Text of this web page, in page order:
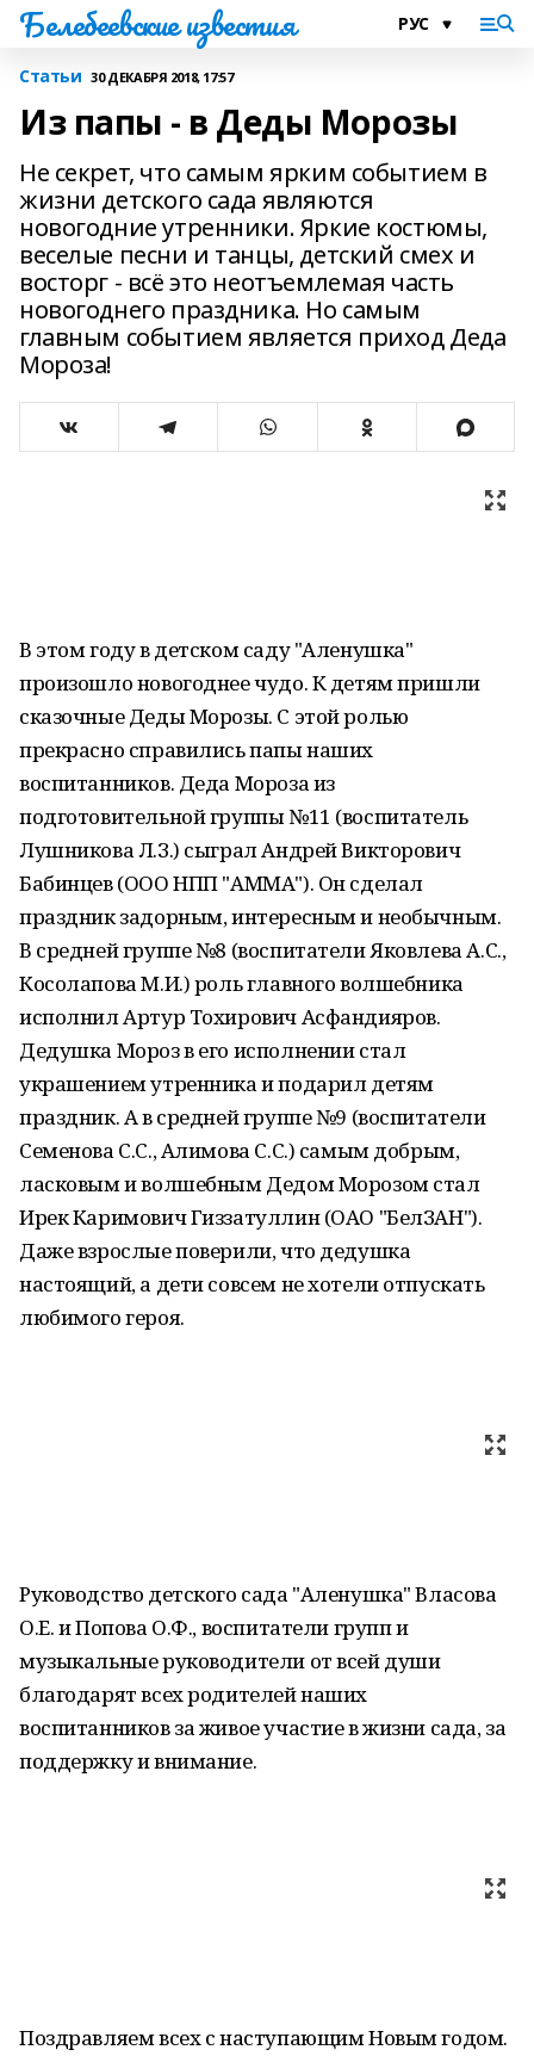
Белебеевские известия
Статьи 30 ДЕКАБРЯ 2018, 17:57
Из папы - в Деды Морозы
Не секрет, что самым ярким событием в
жизни детского сада являются
новогодние утренники. Яркие костюмы,
веселые песни и танцы, детский смех и
восторг - всё это неотъемлемая часть
новогоднего праздника. Но самым
главным событием является приход Деда
Мороза!
В этом году в детском саду "Аленушка"
произошло новогоднее чудо. К детям пришли
сказочные Деды Морозы. С этой ролью
прекрасно справились папы наших
воспитанников. Деда Мороза из
подготовительной группы №11 (воспитатель
Лушникова Л.З.) сыграл Андрей Викторович
Бабинцев (ООО НПП "АММА"). Он сделал
праздник задорным, интересным и необычным.
В средней группе №8 (воспитатели Яковлева А.С.,
Косолапова М.И.) роль главного волшебника
исполнил Артур Тохирович Асфандияров.
Дедушка Мороз в его исполнении стал
украшением утренника и подарил детям
праздник. А в средней группе №9 (воспитатели
Семенова С.С., Алимова С.С.) самым добрым,
ласковым и волшебным Дедом Морозом стал
Ирек Каримович Гиззатуллин (ОАО "БелЗАН").
Даже взрослые поверили, что дедушка
настоящий, а дети совсем не хотели отпускать
любимого героя.
Руководство детского сада "Аленушка" Власова
О.Е. и Попова О.Ф., воспитатели групп и
музыкальные руководители от всей души
благодарят всех родителей наших
воспитанников за живое участие в жизни сада, за
поддержку и внимание.
Поздравляем всех с наступающим Новым годом.